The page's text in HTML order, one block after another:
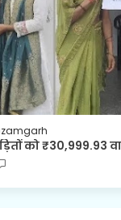
को ₹30,999.93